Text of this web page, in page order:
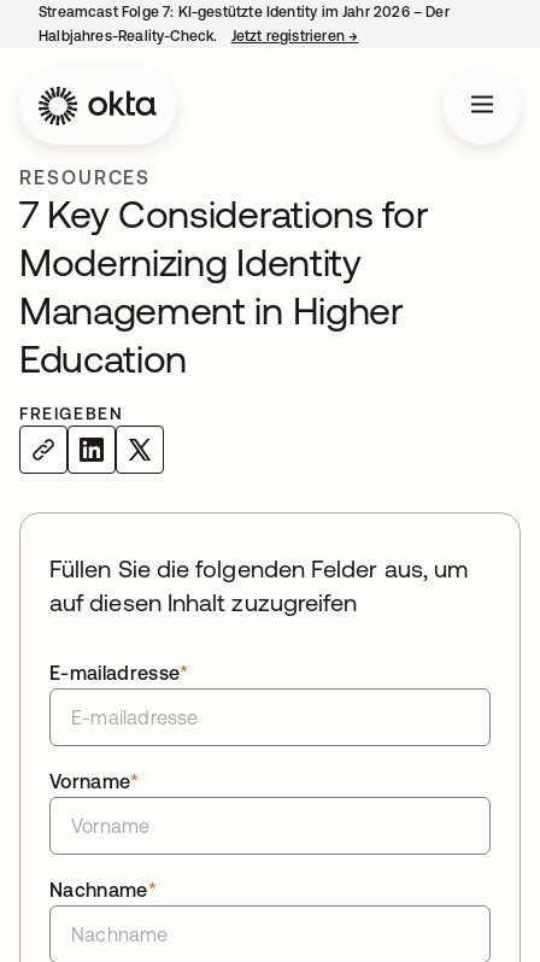
Streamcast Folge 7: KI-gestützte Identity im Jahr 2026 – Der
Halbjahres-Reality-Check.
Jetzt registrieren→
RESOURCES
7 Key Considerations for
Modernizing Identity
Management in Higher
Education
FREIGEBEN
Füllen Sie die folgenden Felder aus, um
auf diesen Inhalt zuzugreifen
*
E-mailadresse
*
Vorname
*
Nachname